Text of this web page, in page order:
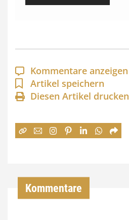
p
a
n
n
:
Kommentare anzeigen
Artikel speichern
Diesen Artikel drucken
Kommentare